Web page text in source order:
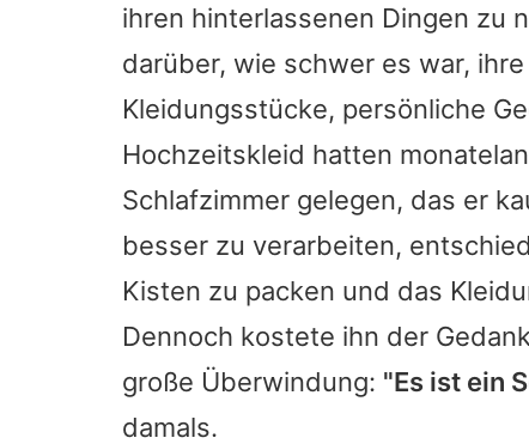
ihren hinterlassenen Dingen zu
darüber, wie schwer es war,
Kleidungsstücke, persönliche
Hochzeitskleid hatten
Schlafzimmer gelegen, das er
besser zu verarbeiten,
Kisten zu packen und das
Dennoch kostete ihn der
große Überwindung: "Es ist ein
damals.